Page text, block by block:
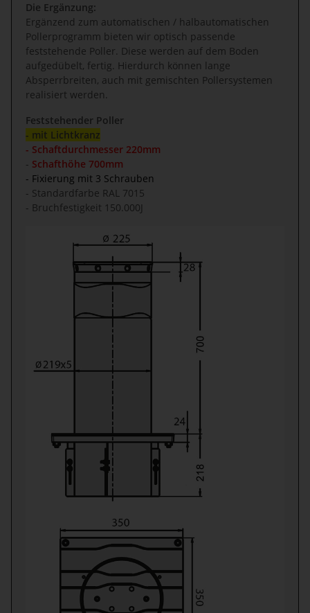
Die Ergänzung:
Ergänzend zum automatischen / halbautomatischen
Pollerprogramm bieten wir optisch passende
feststehende Poller. Diese werden auf dem Boden
aufgedübelt, fertig. Hierdurch können lange
Absperrbreiten, auch mit gemischten Pollersystemen
realisiert werden.
Feststehender Poller
- mit Lichtkranz
- Schaftdurchmesser 220mm
- Schafthöhe 700mm
- Fixierung mit 3 Schrauben
- Standardfarbe RAL 7015
- Bruchfestigkeit 150.000J